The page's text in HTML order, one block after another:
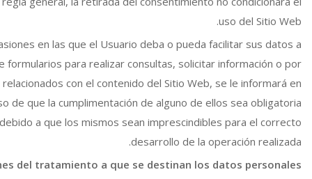
uso del Sitio Web.
en las que el Usuario deba o pueda facilitar sus datos a
formularios para realizar consultas, solicitar información o por
con el contenido del Sitio Web, se le informará en
de que la cumplimentación de alguno de ellos sea obligatoria
debido a que los mismos sean imprescindibles para el correcto
desarrollo de la operación realizada.
del tratamiento a que se destinan los datos personales